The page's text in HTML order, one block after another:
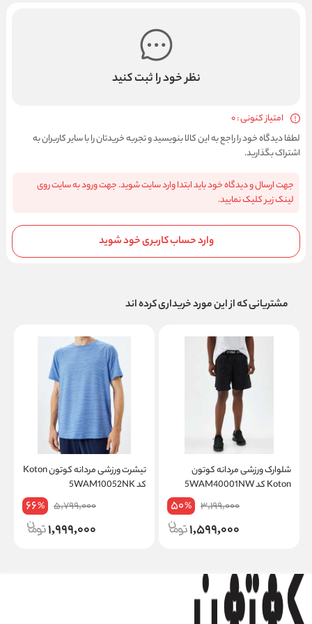
نظر خود را ثبت کنید
امتیاز کنونی : 0
لطفا دیدگاه خود را راجع به این کالا بنویسید و تجربه خریدتان را با سایر کاربران به
اشتراک بگذارید.
جهت ارسال و دیدگاه خود باید ابتدا وارد سایت شوید. جهت ورود به سایت روی
لینک زیر کلیک نمایید.
وارد حساب کاربری خود شوید
مشتریانی که از این مورد خریداری کرده اند
شلوارک ورزشی مردانه کوتون
Koton کد 5WAM40001NW
3,199,000
50%
1,599,000
تیشرت ورزشی مردانه کوتون Koton
کد 5WAM10052NK
5,799,000
66%
1,999,000